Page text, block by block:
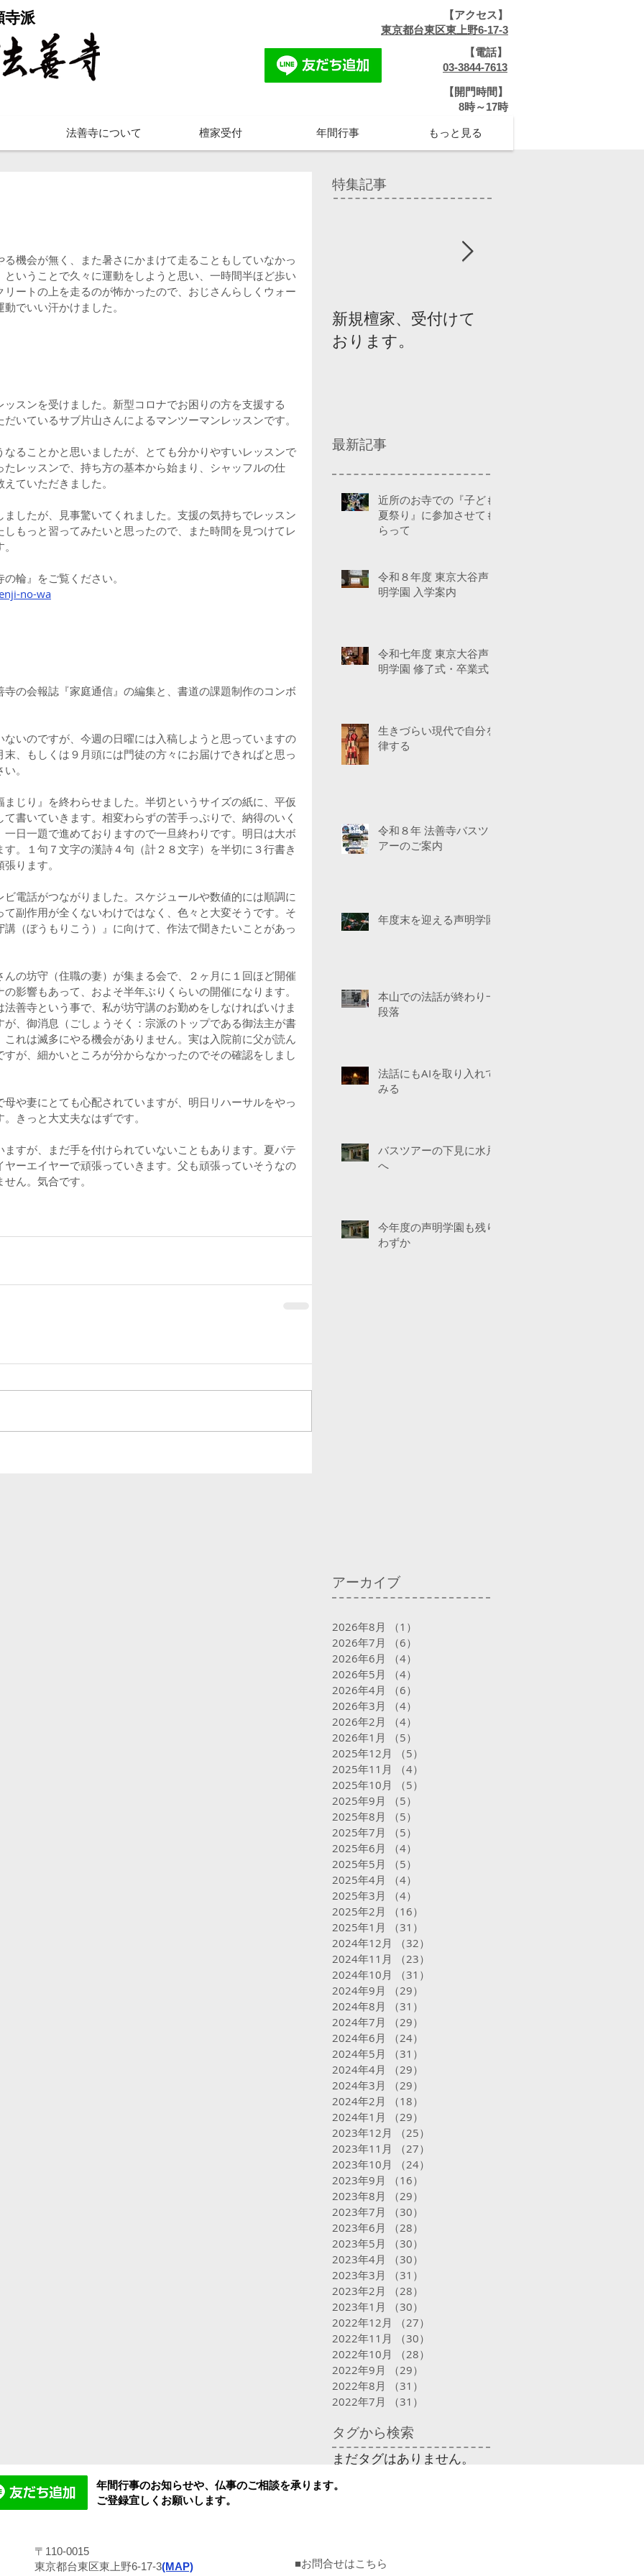
寺派
【アクセス】
東京都台東区東上野6-17-3
【電話】
03-3844-7613
【開門時間】
​8時～17時
法善寺について 檀家受付 年間行事 もっと見る
機会が無く、また暑さにかまけて走ることもしていなかっ
いうことで久々に運動をしようと思い、一時間半ほど歩い
ートの上を走るのが怖かったので、おじさんらしくウォー
でいい汗かけました。
スンを受けました。新型コロナでお困りの方を支援する
だいているサブ片山さんによるマンツーマンレッスンです。
ることかと思いましたが、とても分かりやすいレッスンで
レッスンで、持ち方の基本から始まり、シャッフルの仕
ていただきました。
したが、見事驚いてくれました。支援の気持ちでレッスン
もっと習ってみたいと思ったので、また時間を見つけてレ
輪』をご覧ください。
no-wa
の会報誌『家庭通信』の編集と、書道の課題制作のコンボ
いのですが、今週の日曜には入稿しようと思っていますの
、もしくは９月頭には門徒の方々にお届けできればと思っ
。
じり』を終わらせました。半切というサイズの紙に、平仮
書いていきます。相変わらずの苦手っぷりで、納得のいく
日一題で進めておりますので一旦終わりです。明日は大ボ
。１句７文字の漢詩４句（計２８文字）を半切に３行書き
ります。
電話がつながりました。スケジュールや数値的には順調に
副作用が全くないわけではなく、色々と大変そうです。そ
（ぼうもりこう）』に向けて、作法で聞きたいことがあっ
んの坊守（住職の妻）が集まる会で、２ヶ月に１回ほど開催
影響もあって、およそ半年ぶりくらいの開催になります。
善寺という事で、私が坊守講のお勤めをしなければいけま
、御消息（ごしょうそく：宗派のトップである御法主が書
れは滅多にやる機会がありません。実は入院前に父が読ん
が、細かいところが分からなかったのでその確認をしまし
や妻にとても心配されていますが、明日リハーサルをやっ
きっと大丈夫なはずです。
すが、まだ手を付けられていないこともあります。夏バテ
ーエイヤーで頑張っていきます。父も頑張っていそうなの
ん。気合です。
特集記事
新規檀家、受付けて
おります。
最新記事
近所のお寺での『子ども
夏祭り』に参加させても
らって
令和８年度 東京大谷声
明学園 入学案内
令和七年度 東京大谷声
明学園 修了式・卒業式
生きづらい現代で自分を
律する
令和８年 法善寺バスツ
アーのご案内
年度末を迎える声明学園
本山での法話が終わり一
段落
法話にもAIを取り入れて
みる
バスツアーの下見に水戸
へ
今年度の声明学園も残り
わずか
アーカイブ
2026年8月 （1）
2026年7月
（6）
2026年6月
（4）
2026年5月
（4）
2026年4月
（6）
2026年3月
（4）
2026年2月
（4）
2026年1月
（5）
2025年12月
（5）
2025年11月
（4）
2025年10月
（5）
2025年9月
（5）
2025年8月
（5）
2025年7月
（5）
2025年6月
（4）
2025年5月
（5）
2025年4月
（4）
2025年3月
（4）
2025年2月
（16）
2025年1月
（31）
2024年12月
（32）
2024年11月
（23）
2024年10月
（31）
2024年9月
（29）
2024年8月
（31）
2024年7月
（29）
2024年6月
（24）
2024年5月
（31）
2024年4月
（29）
2024年3月
（29）
2024年2月
（18）
2024年1月
（29）
2023年12月
（25）
2023年11月
（27）
2023年10月
（24）
2023年9月
（16）
2023年8月
（29）
2023年7月
（30）
2023年6月
（28）
2023年5月
（30）
2023年4月
（30）
2023年3月
（31）
2023年2月
（28）
2023年1月
（30）
2022年12月
（27）
2022年11月
（30）
2022年10月
（28）
2022年9月
（29）
2022年8月
（31）
2022年7月
（31）
タグから検索
まだタグはありません。
年間行事のお知らせや、仏事のご相談を承ります。
ご登録宜しくお願いします。
〒110-0015
東京都台東区東上野6-17-3(MAP)
■お問合せはこちら